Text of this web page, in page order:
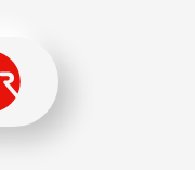
benötigt.